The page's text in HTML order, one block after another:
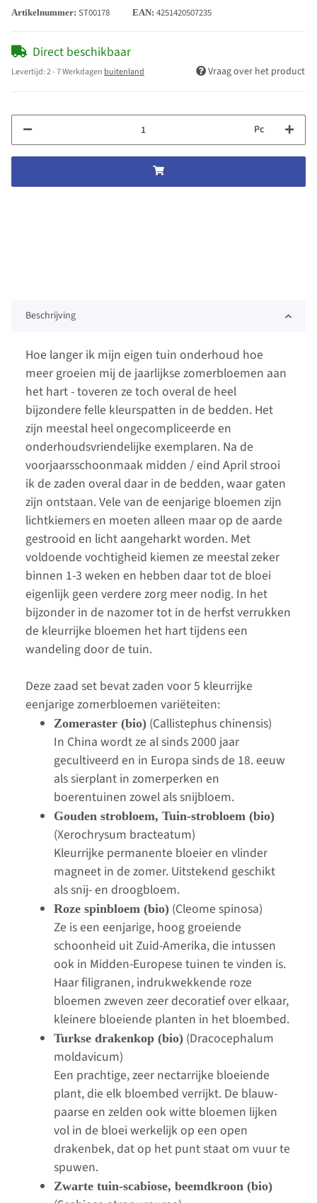
Artikelnummer: ST00178 EAN: 4251420507235
Direct beschikbaar
Levertijd:2 - 7 Werkdagen buitenland Vraag over het product
Pc
Beschrijving
Hoe langer ik mijn eigen tuin onderhoud hoe
meer groeien mij de jaarlijkse zomerbloemen aan
het hart - toveren ze toch overal de heel
bijzondere felle kleurspatten in de bedden. Het
zijn meestal heel ongecompliceerde en
onderhoudsvriendelijke exemplaren. Na de
voorjaarsschoonmaak midden / eind April strooi
ik de zaden overal daar in de bedden, waar gaten
zijn ontstaan. Vele van de eenjarige bloemen zijn
lichtkiemers en moeten alleen maar op de aarde
gestrooid en licht aangeharkt worden. Met
voldoende vochtigheid kiemen ze meestal zeker
binnen 1-3 weken en hebben daar tot de bloei
eigenlijk geen verdere zorg meer nodig. In het
bijzonder in de nazomer tot in de herfst verrukken
de kleurrijke bloemen het hart tijdens een
wandeling door de tuin.
Deze zaad set bevat zaden voor 5 kleurrijke
eenjarige zomerbloemen variëteiten:
Zomeraster (bio) (Callistephus chinensis)
In China wordt ze al sinds 2000 jaar
gecultiveerd en in Europa sinds de 18. eeuw
als sierplant in zomerperken en
boerentuinen zowel als snijbloem.
Gouden strobloem, Tuin-strobloem (bio)
(Xerochrysum bracteatum)
Kleurrijke permanente bloeier en vlinder
magneet in de zomer. Uitstekend geschikt
als snij- en droogbloem.
Roze spinbloem (bio) (Cleome spinosa)
Ze is een eenjarige, hoog groeiende
schoonheid uit Zuid-Amerika, die intussen
ook in Midden-Europese tuinen te vinden is.
Haar filigranen, indrukwekkende roze
bloemen zweven zeer decoratief over elkaar,
kleinere bloeiende planten in het bloembed.
Turkse drakenkop (bio) (Dracocephalum
moldavicum)
Een prachtige, zeer nectarrijke bloeiende
plant, die elk bloembed verrijkt. De blauw-
paarse en zelden ook witte bloemen lijken
vol in de bloei werkelijk op een open
drakenbek, dat op het punt staat om vuur te
spuwen.
Zwarte tuin-scabiose, beemdkroon (bio)